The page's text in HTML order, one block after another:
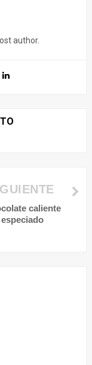
author.
caliente
especiado